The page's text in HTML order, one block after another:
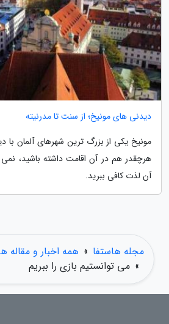
دیدنی های مونیخ؛ از سنت تا مدرنیته
مونیخ یکی از بزرگ ترین شهرهای آلمان با
هرچقدر هم در آن اقامت داشته باشید، نمی
آن لذت کافی ببرید.
مجله هاستفا » همه اخبار و مقاله
» می توانستیم بازی را ببریم